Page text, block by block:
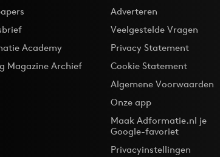
Academy
Magazine Archief
Adverteren
Veelgestelde Vragen
Privacy Statement
Cookie Statement
Algemene Voorwaarden
Onze app
Maak Adformatie.nl je
Google-favoriet
Privacyinstellingen